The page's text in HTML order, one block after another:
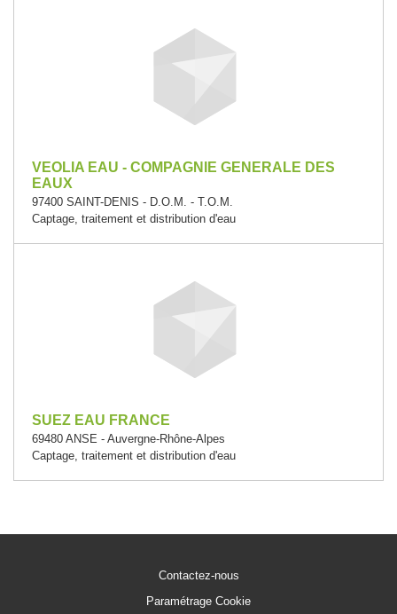
VEOLIA EAU - COMPAGNIE GENERALE DES
EAUX
97400 SAINT-DENIS - D.O.M. - T.O.M.
Captage, traitement et distribution d'eau
SUEZ EAU FRANCE
69480 ANSE - Auvergne-Rhône-Alpes
Captage, traitement et distribution d'eau
Contactez-nous
Paramétrage Cookie